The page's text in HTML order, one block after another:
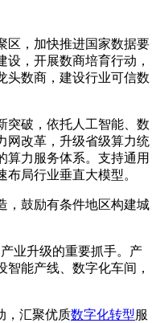
区，加快推进国家数据要
，开展数商培育行动，
头数商，建设行业可信数
突破，依托人工智能、数
网改革，升级省级算力统
算力服务体系。支持通用
局行业垂直大模型。
，鼓励有条件地区构建城
业升级的重要抓手。产
能产线、数字化车间，
，汇聚优质数字化转型服